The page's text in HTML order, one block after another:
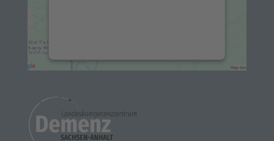
Akzeptieren
powered by